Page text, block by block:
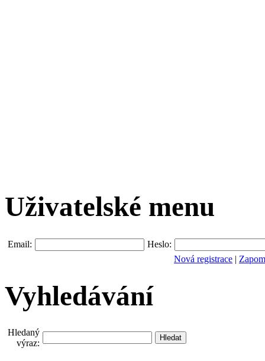
Uživatelské menu
Email:
Heslo:
Nová registrace |
Vyhledávání
Hledaný
výraz: